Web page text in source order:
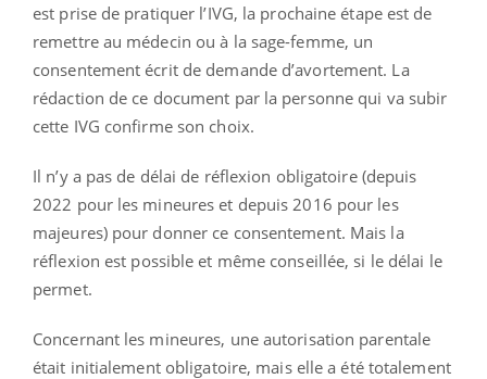
est prise de pratiquer l’IVG, la prochaine étape est de
remettre au médecin ou à la sage-femme, un
consentement écrit de demande d’avortement. La
rédaction de ce document par la personne qui va subir
cette IVG confirme son choix.
Il n’y a pas de délai de réflexion obligatoire (depuis
2022 pour les mineures et depuis 2016 pour les
majeures) pour donner ce consentement. Mais la
réflexion est possible et même conseillée, si le délai le
permet.
Concernant les mineures, une autorisation parentale
était initialement obligatoire, mais elle a été totalement